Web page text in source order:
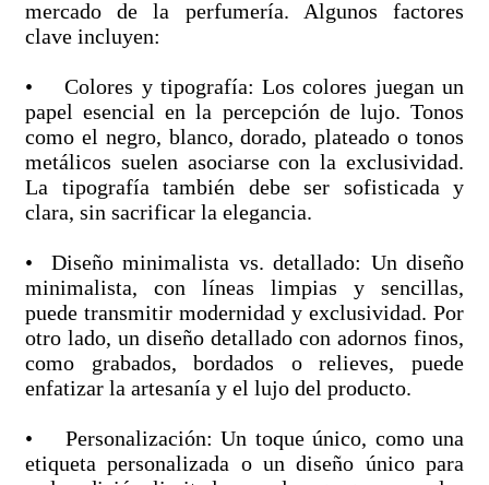
mercado de la perfumería. Algunos factores
clave incluyen:
• Colores y tipografía: Los colores juegan un
papel esencial en la percepción de lujo. Tonos
como el negro, blanco, dorado, plateado o tonos
metálicos suelen asociarse con la exclusividad.
La tipografía también debe ser sofisticada y
clara, sin sacrificar la elegancia.
• Diseño minimalista vs. detallado: Un diseño
minimalista, con líneas limpias y sencillas,
puede transmitir modernidad y exclusividad. Por
otro lado, un diseño detallado con adornos finos,
como grabados, bordados o relieves, puede
enfatizar la artesanía y el lujo del producto.
• Personalización: Un toque único, como una
etiqueta personalizada o un diseño único para